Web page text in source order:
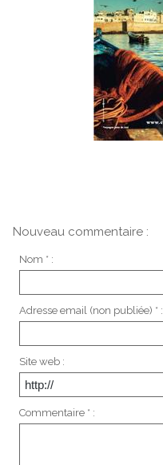
Nouveau commentaire :
Nom * :
Adresse email (non publiée) * :
Site web :
Commentaire * :